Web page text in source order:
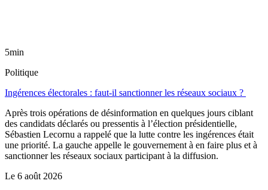
5min
Politique
Ingérences électorales : faut-il sanctionner les réseaux sociaux ?
Après trois opérations de désinformation en quelques jours ciblant
des candidats déclarés ou pressentis à l’élection présidentielle,
Sébastien Lecornu a rappelé que la lutte contre les ingérences était
une priorité. La gauche appelle le gouvernement à en faire plus et à
sanctionner les réseaux sociaux participant à la diffusion.
Le 6 août 2026